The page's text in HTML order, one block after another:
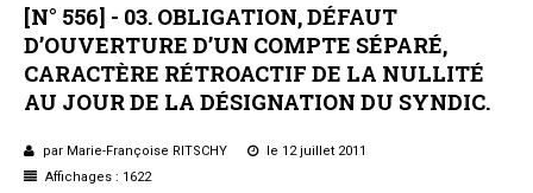
[N° 556] - 03. OBLIGATION,DÉFAUT
D’OUVERTURE D’UN COMPTE SÉPARÉ,
CARACTÈRE RÉTROACTIF DE LA NULLITÉ
AU JOURDE LA DÉSIGNATION DU SYNDIC.
par Marie-Françoise RITSCHY
le 12 juillet 2011
Affichages : 1622